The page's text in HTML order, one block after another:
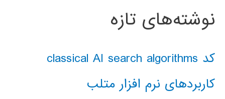
نوشته‌های تازه
کد classical AI search algorithms
کاربردهای نرم افزار متلب